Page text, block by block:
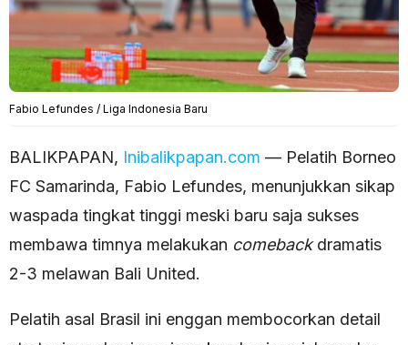
Fabio Lefundes / Liga Indonesia Baru
BALIKPAPAN, Inibalikpapan.com — Pelatih Borneo
FC Samarinda, Fabio Lefundes, menunjukkan sikap
waspada tingkat tinggi meski baru saja sukses
membawa timnya melakukan comebackdramatis
2-3 melawan Bali United.
Pelatih asal Brasil ini enggan membocorkan detail